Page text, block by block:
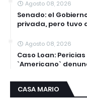
Agosto 08, 2026
Senado: el
privada, pero tuvo
Agosto 08, 2026
Caso Loan:
`Americano`
CASA MARIO